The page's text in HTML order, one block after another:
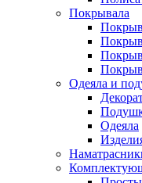
Покрывала
Одеяла и
Одеяла